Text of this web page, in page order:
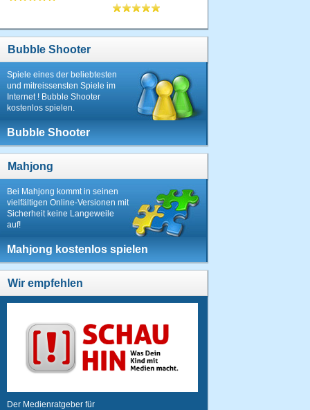
Bubble Shooter
Spiele eines der beliebtesten
und mitreissensten Spiele im
Internet ! Bubble Shooter
kostenlos spielen.
Bubble Shooter
Mahjong
Bei Mahjong kommt in seinen
vielfältigen Online-Versionen mit
Sicherheit keine Langeweile
auf!
Mahjong kostenlos spielen
Wir empfehlen
Der Medienratgeber für